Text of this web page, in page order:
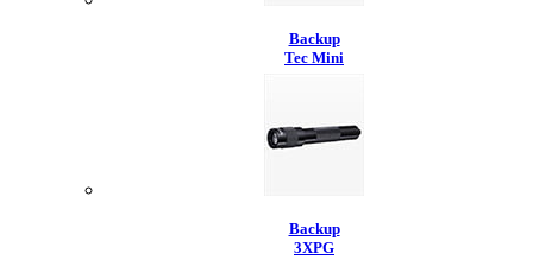
Backup
Tec Mini
Backup
3XPG